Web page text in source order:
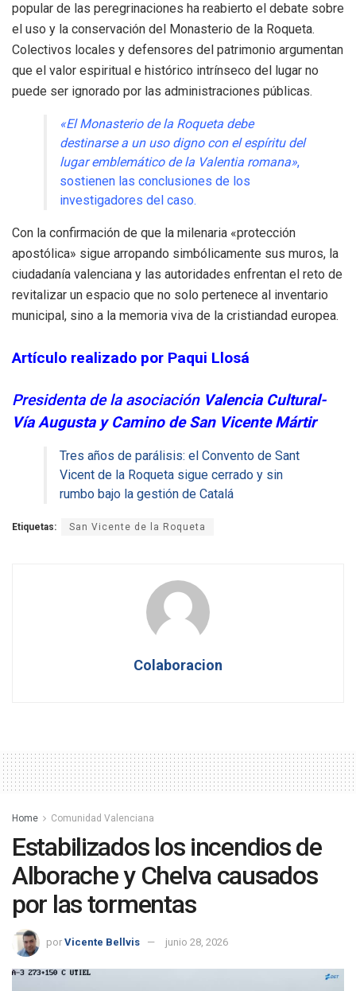
popular de las peregrinaciones ha reabierto el debate sobre
el uso y la conservación del Monasterio de la Roqueta.
Colectivos locales y defensores del patrimonio argumentan
que el valor espiritual e histórico intrínseco del lugar no
puede ser ignorado por las administraciones públicas.
«El Monasterio de la Roqueta debe
destinarse a un uso digno con el espíritu del
lugar emblemático de la Valentia romana»,
sostienen las conclusiones de los
investigadores del caso.
Con la confirmación de que la milenaria «protección
apostólica» sigue arropando simbólicamente sus muros, la
ciudadanía valenciana y las autoridades enfrentan el reto de
revitalizar un espacio que no solo pertenece al inventario
municipal, sino a la memoria viva de la cristiandad europea.
Artículo realizado por Paqui Llosá
Presidenta de la asociación Valencia Cultural-
Vía Augusta y Camino de San Vicente Mártir
Tres años de parálisis: el Convento de Sant
Vicent de la Roqueta sigue cerrado y sin
rumbo bajo la gestión de Catalá
Etiquetas: San Vicente de la Roqueta
Colaboracion
Home Comunidad Valenciana
Estabilizados los incendios de
Alborache y Chelva causados
por las tormentas
por Vicente Bellvis junio 28, 2026